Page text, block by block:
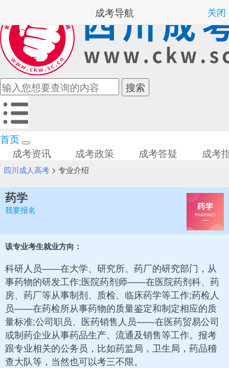
首页
成考资讯
成考政策 成考答疑 成考
四川成人高考> 专业介绍
药学
我要报名
该专业考生就业方向：
科研人员——在大学、研究所、药厂的研究部门，从
事药物的研发工作;医院药剂师——在医院药剂科、药
房、药厂等从事制剂、质检、临床药学等工作;药检人
员——在药检所从事药物的质量鉴定和制定相应的质
量标准;公司职员、医药销售人员——在医药贸易公司
或制药企业从事药品生产、流通及销售等工作。报考
跟专业相关的公务员，比如药监局，卫生局，药品稽
查大队等，当然也可以考三不限。
成考导航 关闭